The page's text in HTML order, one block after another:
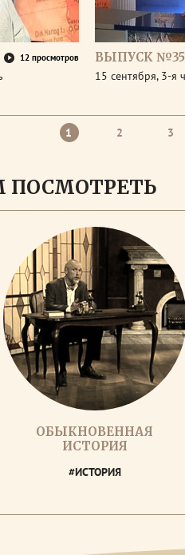
12 просмотров ВЫПУСК
15 сентября, 3-я
1 2 3
ПОСМОТРЕТЬ
ОБЫКНОВЕННАЯ
ИСТОРИЯ
#ИСТОРИЯ